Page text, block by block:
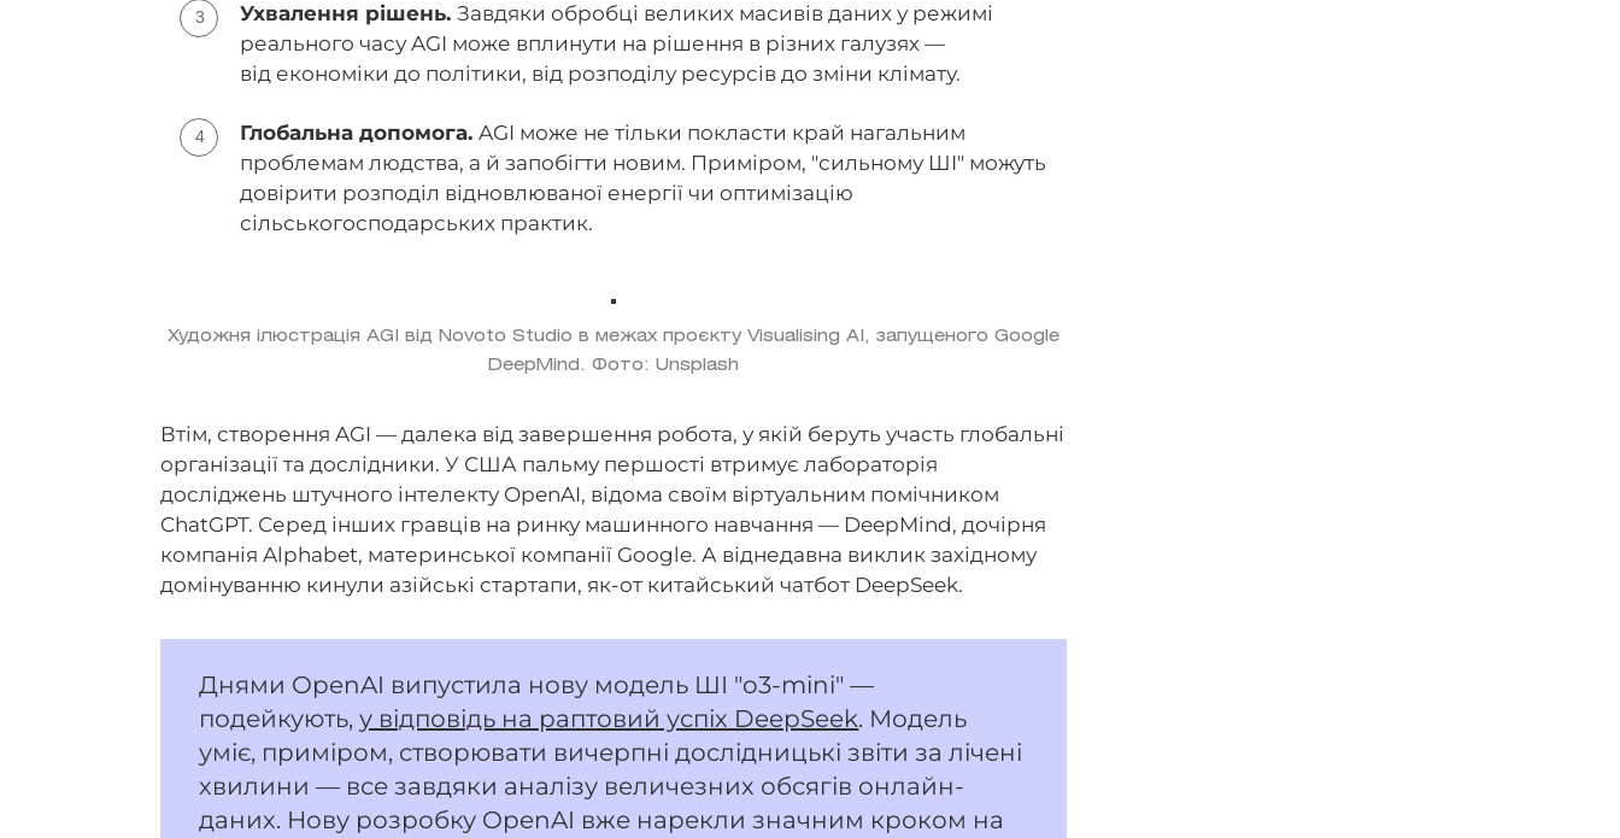
Ухвалення рішень.Завдяки обробці великих масивів даних у режимі
реального часу AGI може вплинути на рішення в різних галузях —
від економіки до політики, від розподілу ресурсів до зміни клімату.
Глобальна допомога.AGI може не тільки покласти край нагальним
проблемам людства, а й запобігти новим. Приміром, "сильному ШІ" можуть
довірити розподіл відновлюваної енергії чи оптимізацію
сільськогосподарських практик.
Художня ілюстрація AGI від Novoto Studio в межах проєкту Visualising AI, запущеного Google
DeepMind. Фото: Unsplash
Втім, створення AGI — далека від завершення робота, у якій беруть участь глобальні
організації та дослідники. У США пальму першості втримує лабораторія
досліджень штучного інтелекту OpenAI, відома своїм віртуальним помічником
ChatGPT. Серед інших гравців на ринку машинного навчання — DeepMind, дочірня
компанія Alphabet, материнської компанії Google. А віднедавна виклик західному
домінуванню кинули азійські стартапи, як-от китайський чатбот DeepSeek.
Днями OpenAI випустила нову модель ШІ "o3-mini" —
подейкують,у відповідь на раптовий успіх DeepSeek. Модель
уміє, приміром, створювати вичерпні дослідницькі звіти за лічені
хвилини — все завдяки аналізу величезних обсягів онлайн-
даних. Нову розробку OpenAI вже нарекли значним кроком на